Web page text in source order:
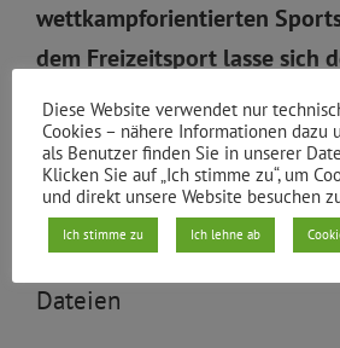
wettkampforientierten
dem Freizeitsport lasse sich
daher nicht entnehmen.
Friedrichshain-Kreuzberg,
Bündnis 90/Die Grünen
Antragstellerin: Jutta
Dateien
Diese Website verwendet nur
Cookies – nähere Informationen dazu
als Benutzer finden Sie in unserer
Klicken Sie auf „Ich stimme zu“, um
und direkt unsere Website besuchen
Ich stimme zu Ich lehne ab